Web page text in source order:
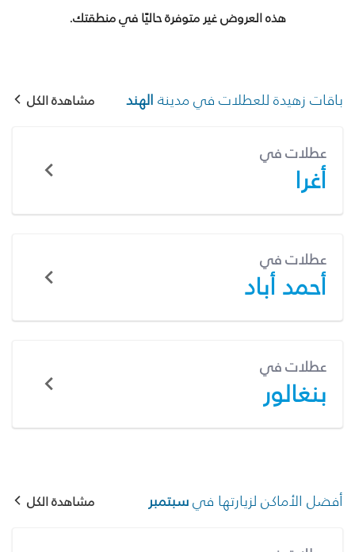
هذه العروض غير متوفرة حاليًا في منطقتك.
باقات زهيدة للعطلات في مدينة الهند مشاهدة الكل
عطلات في
أغرا
عطلات في
أحمد أباد
عطلات في
بنغالور
أفضل الأماكن لزيارتها فيسبتمبر مشاهدة الكل